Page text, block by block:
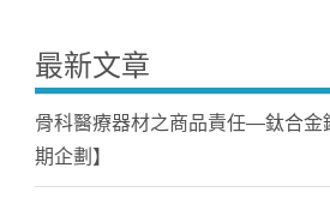
最新文章
骨科醫療器材之商品責任—鈦合金
期企劃】